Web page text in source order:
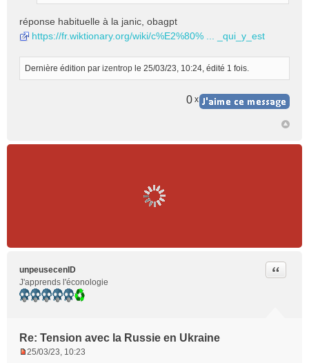
réponse habituelle à la janic, obagpt
https://fr.wiktionary.org/wiki/c%E2%80% ... _qui_y_est
Dernière édition par izentrop le 25/03/23, 10:24, édité 1 fois.
0 x
unpeusecenID
J'apprends l'éconologie
Re: Tension avec la Russie en Ukraine
Citer
25/03/23, 10:23